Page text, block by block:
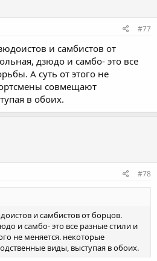
#77
и самбистов от
дзюдо и самбо- это все
А суть от этого не
совмещают
в обоих.
#78
и самбистов от борцов.
и самбо- это все разные стили и
не меняется. некоторые
виды, выступая в обоих.